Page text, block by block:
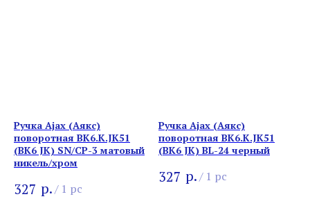
Ручка Ajax (Аякс)
поворотная BK6.K.JK51
(BK6 JK) SN/CP-3 матовый
никель/хром
327 р./ 1 pc
Ручка Ajax (Аякс)
поворотная BK6.K.JK51
(BK6 JK) BL-24 черный
327 р./ 1 pc